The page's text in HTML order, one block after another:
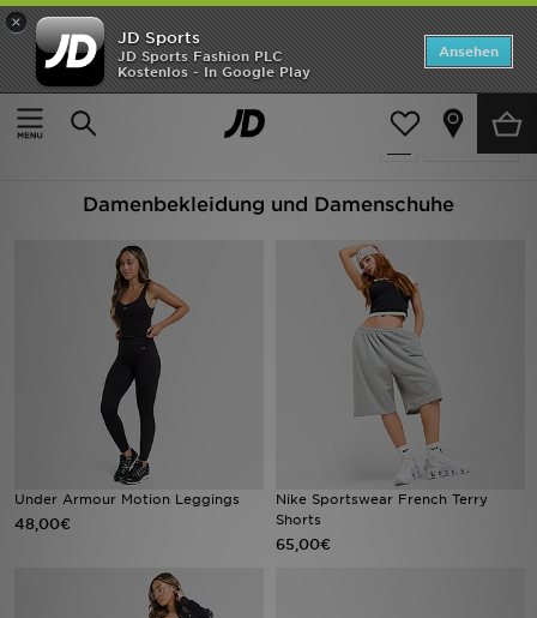
×
JD Sports
JD Sports Fashion PLC
Kostenlos - In Google Play
Ansehen
Home
Frauen
Verfeinern
3990 Produkte
Damenbekleidung und Damenschuhe
Under Armour Motion Leggings
48,00€
Nike Sportswear French Terry
Shorts
65,00€
ANGEBOTE
Neuheiten
Bestsellers
Lade die APP